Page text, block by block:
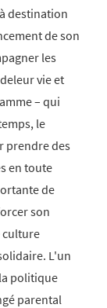
destination
de son
les
vie et
– qui
le
prendre des
en toute
de
son
culture
L'un
politique
parental